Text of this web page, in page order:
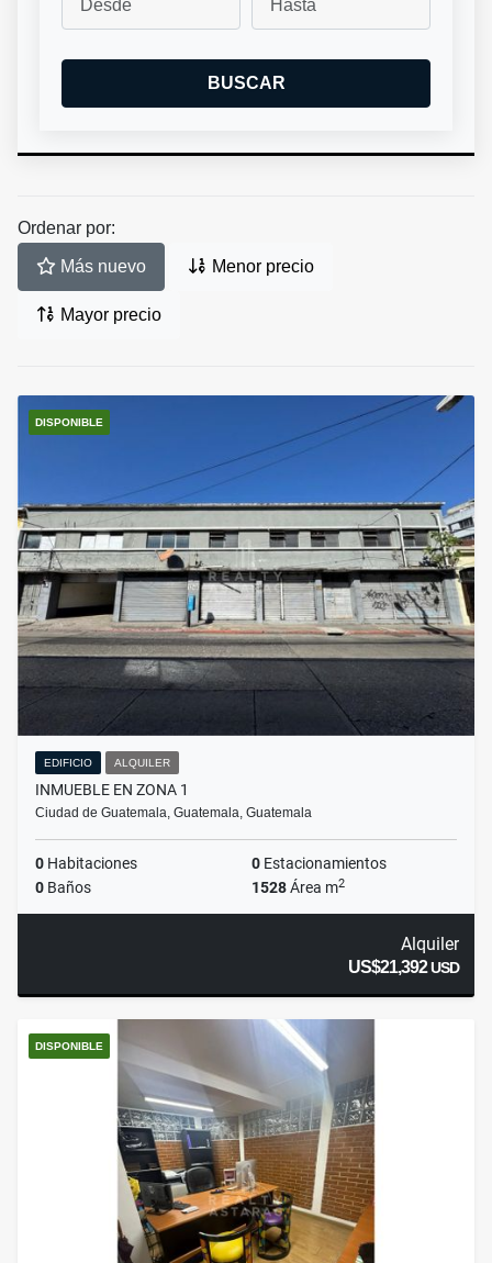
BUSCAR
Ordenar por:
Más nuevo Menor precio
Mayor precio
DISPONIBLE
EDIFICIO ALQUILER
INMUEBLE EN ZONA 1
Ciudad de Guatemala, Guatemala, Guatemala
0 Habitaciones 0 Estacionamientos
0 Baños 1528Área m2
Alquiler
US$21,392USD
DISPONIBLE